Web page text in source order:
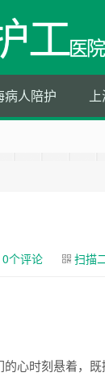
工医
病人陪护
0个评论 扫描
心时刻悬着，